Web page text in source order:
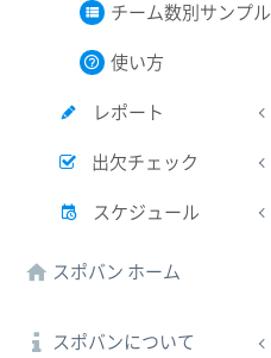
チーム数別サンプル
使い方
レポート
出欠チェック
スケジュール
スポバン ホーム
スポバンについて